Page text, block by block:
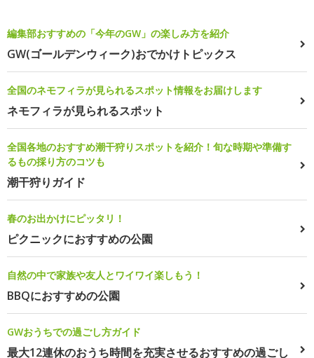
編集部おすすめの「今年のGW」の楽しみ方を紹介
GW(ゴールデンウィーク)おでかけトピックス
全国のネモフィラが見られるスポット情報をお届けします
ネモフィラが見られるスポット
全国各地のおすすめ潮干狩りスポットを紹介！旬な時期や準備す
るもの採り方のコツも
潮干狩りガイド
春のお出かけにピッタリ！
ピクニックにおすすめの公園
自然の中で家族や友人とワイワイ楽しもう！
BBQにおすすめの公園
GWおうちでの過ごし方ガイド
最大12連休のおうち時間を充実させるおすすめの過ごし